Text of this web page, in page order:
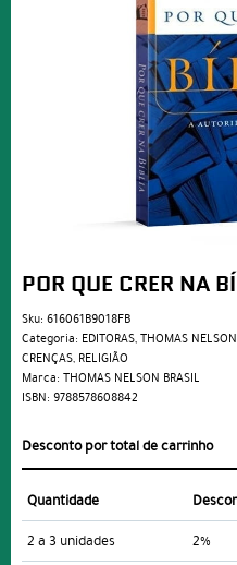
POR QUE CRER NA
Sku: 616061B9018FB
Categoria: EDITORAS,THOMAS
CRENÇAS, RELIGIÃO
Marca: THOMAS NELSON BRASIL
ISBN: 9788578608842
Desconto por total de carrinho
Quantidade
2 a 3 unidades
2%